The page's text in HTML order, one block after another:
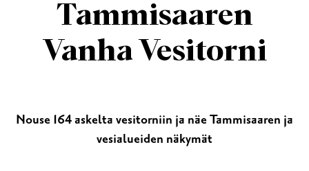
Tammisaaren
Vanha Vesitorni
Nouse 164 askelta vesitorniin ja näe Tammisaaren ja
vesialueiden näkymät